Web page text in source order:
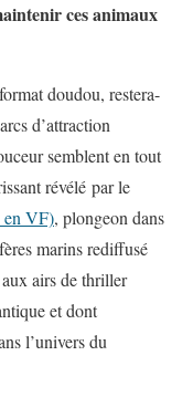
ces animaux
doudou, restera-
d’attraction
semblent en tout
révélé par le
en VF), plongeon dans
marins rediffusé
airs de thriller
et dont
l’univers du